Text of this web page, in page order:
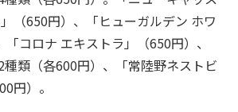
（650円）、「ヒューガルデン ホワ
コロナ エキストラ」（650円）、
種類（各600円）、「常陸野ネストビ
円）。